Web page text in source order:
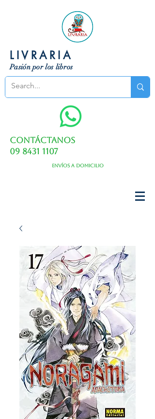
LIVRARIA
Pasión por los libros
Contáctanos
09 8431 1107
Envíos a domicilio